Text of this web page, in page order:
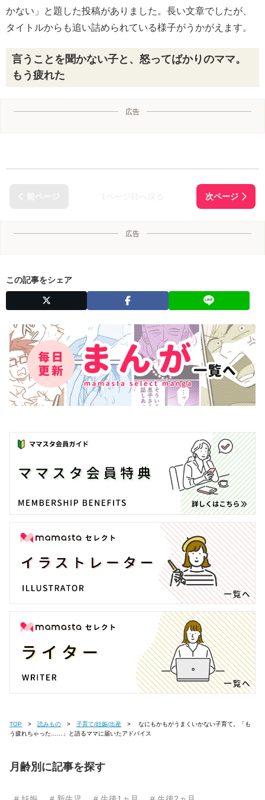
かない」と題した投稿がありました。長い文章でしたが、
タイトルからも追い詰められている様子がうかがえます。
言うことを聞かない子と、怒ってばかりのママ。
もう疲れた
広告
広告
この記事をシェア
TOP 読みもの 子育て/妊娠/出産
う疲れちゃった……」と語るママに届いたアドバイス
月齢別に記事を探す